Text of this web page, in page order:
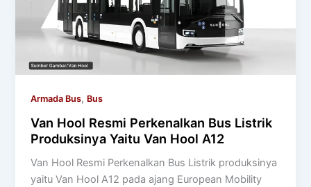
Armada Bus, Bus
Van Hool Resmi Perkenalkan Bus Listrik
Produksinya Yaitu Van Hool A12
Van Hool Resmi Perkenalkan Bus Listrik produksinya
yaitu Van Hool A12 pada ajang European Mobility